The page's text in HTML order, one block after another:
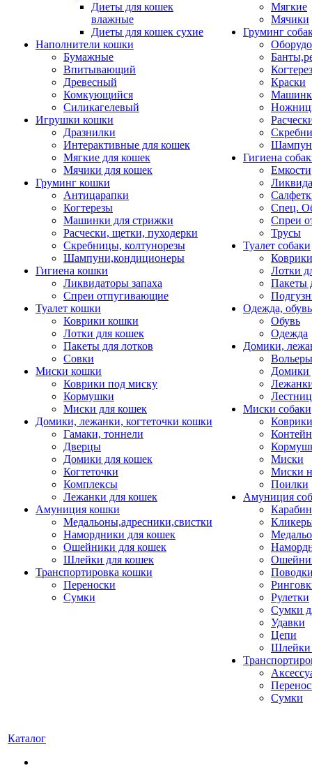
Диеты для кошек
влажные
Диеты для кошек сухие
Наполнители кошки
Бумажные
Впитывающий
Древесный
Комкующийся
Силикагелевый
Игрушки кошки
Дразнилки
Интерактивные для кошек
Мягкие для кошек
Мячики для кошек
Груминг кошки
Антицарапки
Когтерезы
Машинки для стрижки
Расчески, щетки, пуходерки
Скребницы, колтунорезы
Шампуни,кондиционеры
Гигиена кошки
Ликвидаторы запаха
Спреи отпугивающие
Туалет кошки
Коврики кошки
Лотки для кошек
Пакеты для лотков
Совки
Миски кошки
Коврики под миску
Кормушки
Миски для кошек
Домики, лежанки, когтеточки кошки
Гамаки, тоннели
Дверцы
Домики для кошек
Когтеточки
Комплексы
Лежанки для кошек
Амуниция кошки
Медальоны,адресники,свистки
Намордники для кошек
Ошейники для кошек
Шлейки для кошек
Транспортировка кошки
Переноски
Сумки
Мягкие
Мячики
Груминг
Краски
Гигиена
Емкости
Спец.
Спреи
Трусы
Туалет собаки
Коврики
Лотки
Пакеты
Одежда, обувь
Обувь
Одежда
Домики,
Домики
Миски собаки
Миски
Миски
Поилки
Амуниция
Рулетки
Сумки
Удавки
Цепи
Шлейки
Сумки
Каталог